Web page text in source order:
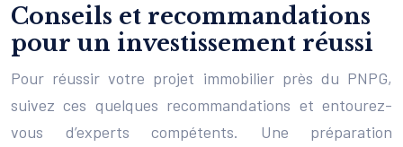
Conseils et recommandations
pour un investissement réussi
Pour réussir votre projet immobilier près du PNPG,
suivez ces quelques recommandations et entourez-
vous d’experts compétents. Une préparation